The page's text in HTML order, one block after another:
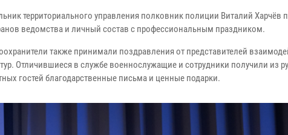
территориального управления полковник полиции Виталий Харчёв
ведомства и личный состав с профессиональным праздником.
также принимали поздравления от представителей
Отличившиеся в службе военнослужащие и сотрудники получили из
гостей благодарственные письма и ценные подарки.